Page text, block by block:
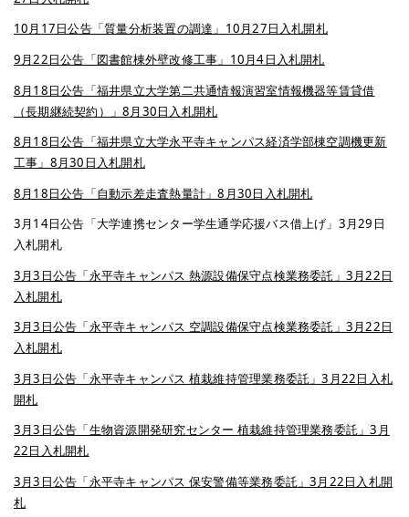
10月17日公告「質量分析装置の調達」10月27日入札開札
9月22日公告「図書館棟外壁改修工事」10月4日入札開札
8月18日公告「福井県立大学第二共通情報演習室情報機器等賃貸借
（長期継続契約）」8月30日入札開札
8月18日公告「福井県立大学永平寺キャンパス経済学部棟空調機更新
工事」8月30日入札開札
8月18日公告「自動示差走査熱量計」8月30日入札開札
3月14日公告「大学連携センター学生通学応援バス借上げ」3月29日
入札開札
3月3日公告「永平寺キャンパス 熱源設備保守点検業務委託」3月22日
入札開札
3月3日公告「永平寺キャンパス 空調設備保守点検業務委託」3月22日
入札開札
3月3日公告「永平寺キャンパス 植栽維持管理業務委託」3月22日入札
開札
3月3日公告「生物資源開発研究センター 植栽維持管理業務委託」3月
22日入札開札
3月3日公告「永平寺キャンパス 保安警備等業務委託」3月22日入札開
札